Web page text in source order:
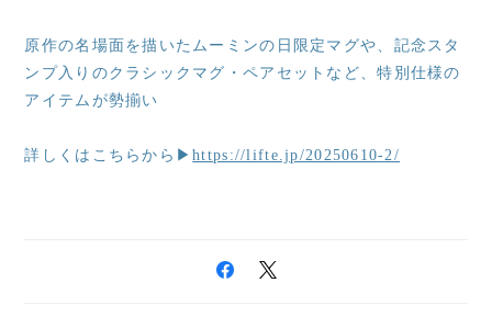
原作の名場面を描いたムーミンの日限定マグや、記念スタ
ンプ入りのクラシックマグ・ペアセットなど、特別仕様の
アイテムが勢揃い
詳しくはこちらから▶https://lifte.jp/20250610-2/